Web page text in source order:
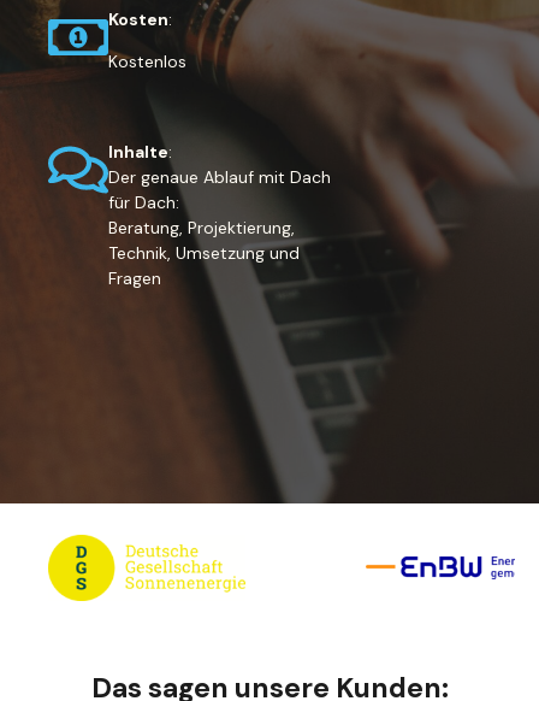
Kosten:
Kostenlos
Inhalte:
Der genaue Ablauf mit Dach
für Dach:
Beratung, Projektierung,
Technik, Umsetzung und
Fragen
Das sagen unsere Kunden: